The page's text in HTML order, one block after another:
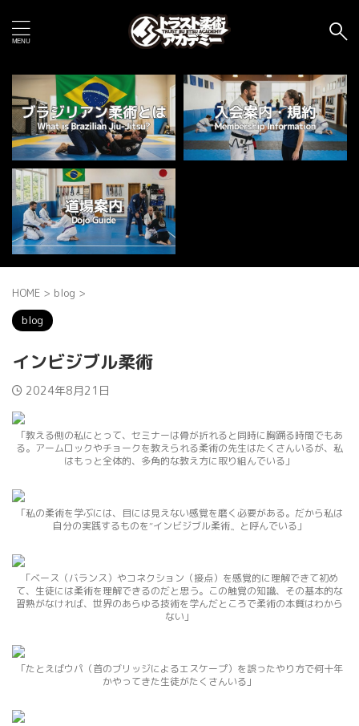
HOME > blog >
blog
インビジブル柔術
2024年8月21日
「教える側の私にとって、セミナーは骨が折れると同時に胸踊る時間でもあ
る。アームロックやチョークを教えられる柔術の先生はたくさんいるが、私
はもっと全体的、多角的な教え方に取り組んでいる」
「私の柔術を学ぶには、目には見えない感覚を磨く必要がある。だから私は
自分の実践するものを″インビジブル柔術〟と呼んでいる」
「ベース（バランス）やコネクション（接点）を感覚的に理解できて初め
て、生徒には柔術を理解できるのだと思う。この触覚の知識、その基本的な
習熟がなければ、世界のあらゆる技術を学んだところで柔術の本質はわから
ない」
「たとえばウパ（首のブリッジによるエスケープ）を誤ったやり方で何十年
かやってきた生徒がたくさんいる」